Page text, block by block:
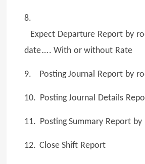
8.
Expect Departure Report by
date…. With or without Rate
9. Posting Journal Report by
10. Posting Journal Details
11. Posting Summary Report by
12. Close Shift Report